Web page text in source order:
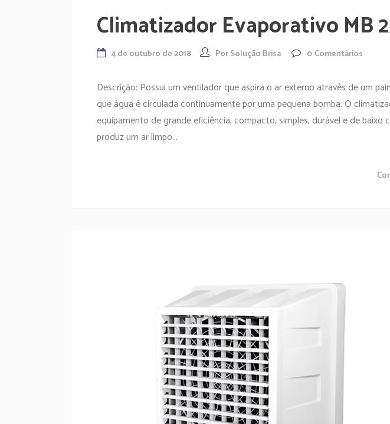
Climatizador Evaporativo MB
4 de outubro de 2018 PorSolução Brisa 0 Comentários
Descrição: Possui um ventilador que aspira o ar externo através de um
que água é circulada continuamente por uma pequena bomba. O
equipamento de grande eficiência, compacto, simples, durável e de baixo
produz um ar limpo...